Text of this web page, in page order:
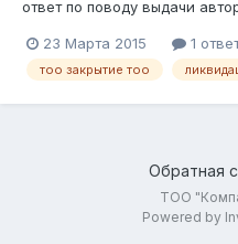
ответ по поводу выдачи
помощи, где участники
получить жилье в порядке
23 Марта 2015 1
тоо закрытие тоо
Обратная
ТОО
Powered by